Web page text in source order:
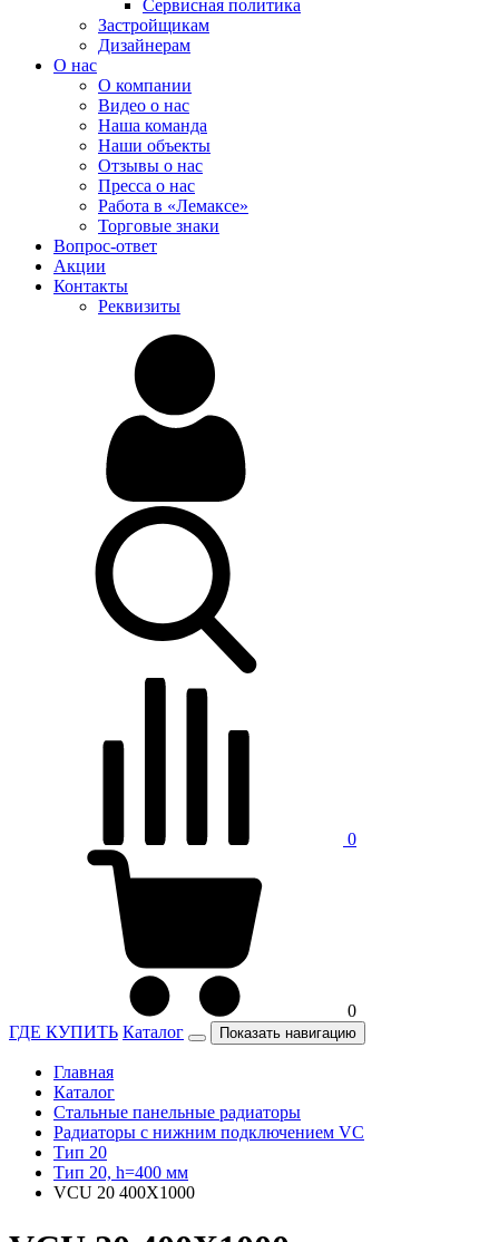
Сервисная политика
Застройщикам
Дизайнерам
О нас
О компании
Видео о нас
Наша команда
Наши объекты
Отзывы о нас
Пресса о нас
Работа в «Лемаксе»
Торговые знаки
Вопрос-ответ
Акции
Контакты
Реквизиты
0
0
ГДЕ КУПИТЬ Каталог Показать навигацию
Главная
Каталог
Стальные панельные радиаторы
Радиаторы c нижним подключением VC
Тип 20
Тип 20, h=400 мм
VCU 20 400X1000